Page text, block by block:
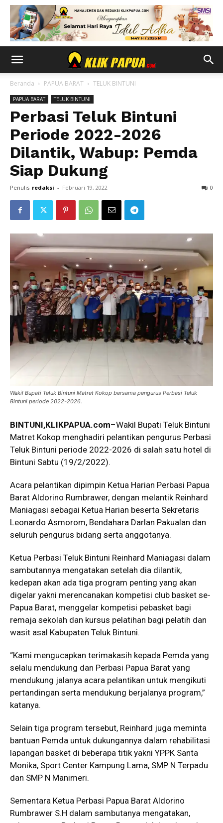
Beranda PAPUA BARAT TELUK BINTUNI
PAPUA BARAT TELUK BINTUNI
Perbasi Teluk Bintuni
Periode 2022-2026
Dilantik, Wabup: Pemda
Siap Dukung
Penulis redaksi - Februari 19, 2022 0
Wakil Bupati Teluk Bintuni Matret Kokop bersama pengurus Perbasi Teluk
Bintuni periode 2022-2026.
BINTUNI,KLIKPAPUA.com–Wakil Bupati Teluk Bintuni
Matret Kokop menghadiri pelantikan pengurus Perbasi
Teluk Bintuni periode 2022-2026 di salah satu hotel di
Bintuni Sabtu (19/2/2022).
Acara pelantikan dipimpin Ketua Harian Perbasi Papua
Barat Aldorino Rumbrawer, dengan melantik Reinhard
Maniagasi sebagai Ketua Harian beserta Sekretaris
Leonardo Asmorom, Bendahara Darlan Pakualan dan
seluruh pengurus bidang serta anggotanya.
Ketua Perbasi Teluk Bintuni Reinhard Maniagasi dalam
sambutannya mengatakan setelah dia dilantik,
kedepan akan ada tiga program penting yang akan
digelar yakni merencanakan kompetisi club basket se-
Papua Barat, menggelar kompetisi pebasket bagi
remaja sekolah dan kursus pelatihan bagi pelatih dan
wasit asal Kabupaten Teluk Bintuni.
“Kami mengucapkan terimakasih kepada Pemda yang
selalu mendukung dan Perbasi Papua Barat yang
mendukung jalanya acara pelantikan untuk mengikuti
pertandingan serta mendukung berjalanya program,”
katanya.
Selain tiga program tersebut, Reinhard juga meminta
bantuan Pemda untuk dukungannya dalam rehabilitasi
lapangan basket di beberapa titik yakni YPPK Santa
Monika, Sport Center Kampung Lama, SMP N Terpadu
dan SMP N Manimeri.
Sementara Ketua Perbasi Papua Barat Aldorino
Rumbrawer S.H dalam sambutanya mengatakan,